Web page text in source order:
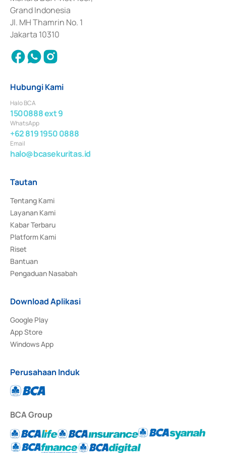
Surat Berharga Komersial yang izinnya diterbitkan pada tahun 2018.
Grand Indonesia
Jl. MH Thamrin No. 1
Jakarta 10310
Hubungi Kami
Halo BCA
1500888 ext 9
WhatsApp
+62 819 1950 0888
Email
halo@bcasekuritas.id
Tautan
Tentang Kami
Layanan Kami
Kabar Terbaru
Platform Kami
Riset
Bantuan
Pengaduan Nasabah
Download Aplikasi
Google Play
App Store
Windows App
Perusahaan Induk
BCA Group